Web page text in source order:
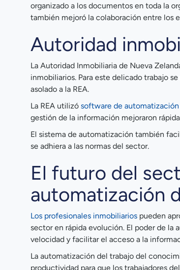
organizado a los documentos en toda la
también mejoró la colaboración entre los
Autoridad
La Autoridad Inmobiliaria de Nueva
inmobiliarios. Para este delicado trabajo
asolado a la REA.
La REA utilizó software de automatización
gestión de la información mejoraron
El sistema de automatización también
se adhiera a las normas del sector.
El futuro del
automatización
Los profesionales inmobiliarios pueden
sector en rápida evolución. El poder de
velocidad y facilitar el acceso a la
La automatización del trabajo del
productividad para que los trabajadores